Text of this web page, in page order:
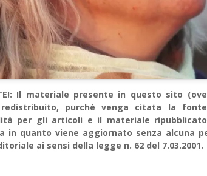
Il materiale presente in questo sito
purché venga citata la
per gli articoli e il materiale
in quanto viene aggiornato senza alcuna
ai sensi della legge n. 62 del 7.03.2001.